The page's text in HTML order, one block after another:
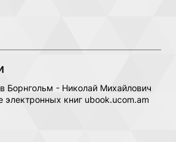
Борнгольм - Николай Михайлович
электронных книг ubook.ucom.am